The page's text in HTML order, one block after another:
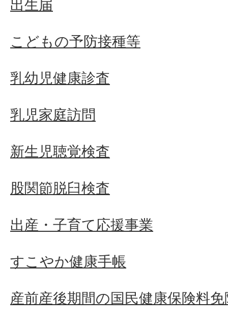
出生届
こどもの予防接種等
乳幼児健康診査
乳児家庭訪問
新生児聴覚検査
股関節脱臼検査
出産・子育て応援事業
すこやか健康手帳
産前産後期間の国民健康保険料免